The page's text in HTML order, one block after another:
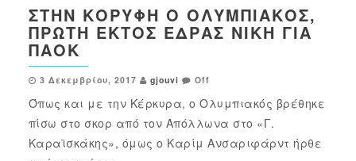
ΣΤΗΝ ΚΟΡΥΦΉ Ο ΟΛΥΜΠΙΑΚΌΣ,
ΠΡΏΤΗ ΕΚΤΌΣ ΈΔΡΑΣ ΝΊΚΗ ΓΙΑ
ΠΑΟΚ
3 Δεκεμβρίου, 2017 gjouvi Off
Όπως και με την Κέρκυρα, ο Ολυμπιακός βρέθηκε
πίσω στο σκορ από τον Απόλλωνα στο «Γ.
Καραϊσκάκης», όμως ο Καρίμ Ανσαριφάρντ ήρθε